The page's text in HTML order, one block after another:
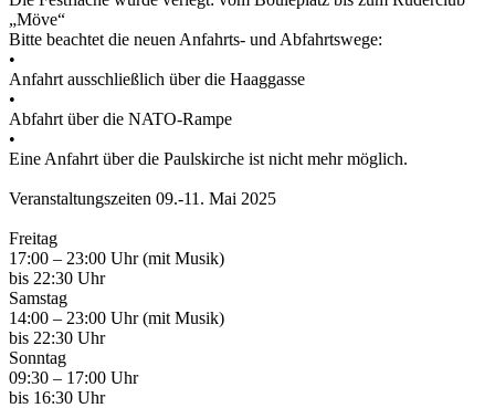
„Möve“
Bitte beachtet die neuen Anfahrts- und Abfahrtswege:
•
Anfahrt ausschließlich über die Haaggasse
•
Abfahrt über die NATO-Rampe
•
Eine Anfahrt über die Paulskirche ist nicht mehr möglich.
Veranstaltungszeiten 09.-11. Mai 2025
Freitag
17:00 – 23:00 Uhr (mit Musik)
bis 22:30 Uhr
Samstag
14:00 – 23:00 Uhr (mit Musik)
bis 22:30 Uhr
Sonntag
09:30 – 17:00 Uhr
bis 16:30 Uhr